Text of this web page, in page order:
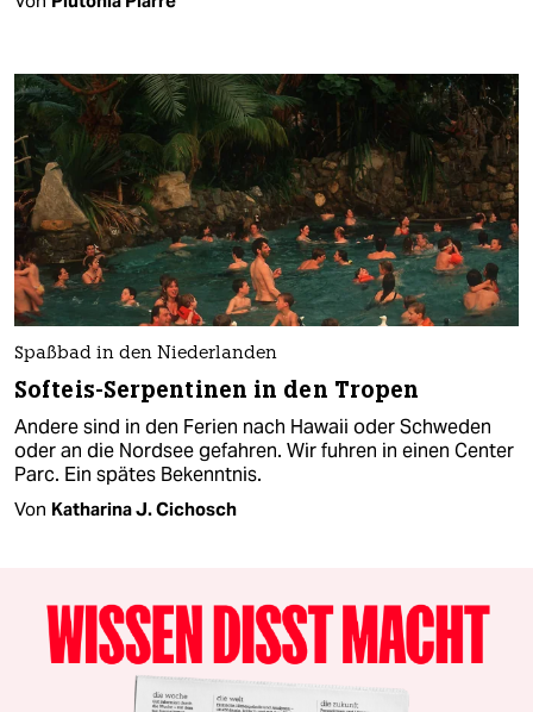
Spaßbad in den Niederlanden
Softeis-Serpentinen in den Tropen
Andere sind in den Ferien nach Hawaii oder Schweden
oder an die Nordsee gefahren. Wir fuhren in einen Center
Parc. Ein spätes Bekenntnis.
Von Katharina J. Cichosch